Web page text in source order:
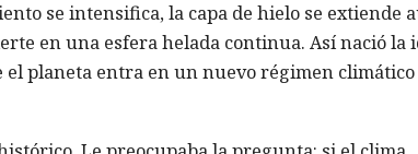
se intensifica, la capa de hielo se extiende
en una esfera helada continua. Así nació la
planeta entra en un nuevo régimen climático